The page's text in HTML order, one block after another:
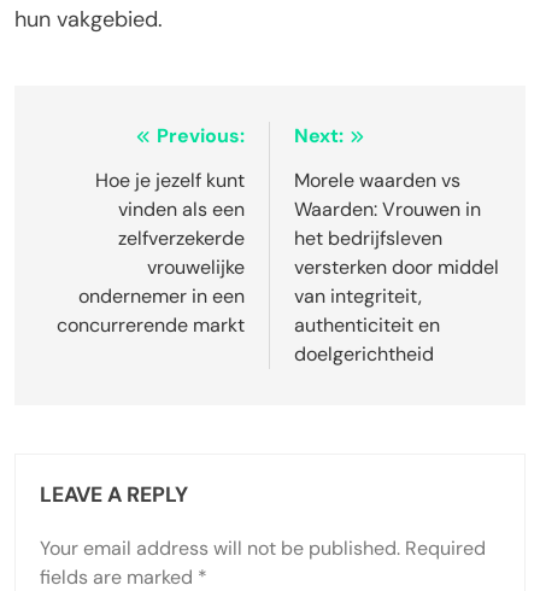
hun vakgebied.
navigation
Previous:
Hoe je jezelf kunt
vinden als een
zelfverzekerde
vrouwelijke
ondernemer in een
concurrerende markt
Next:
Morele waarden vs
Waarden: Vrouwen in
het bedrijfsleven
versterken door middel
van integriteit,
authenticiteit en
doelgerichtheid
LEAVE A REPLY
Your email address will not be published. Required
fields are marked *